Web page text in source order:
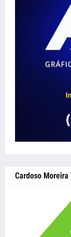
Cardoso Moreira